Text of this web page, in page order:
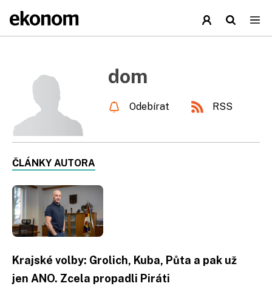
dom
Odebírat RSS
ČLÁNKY AUTORA
Krajské volby: Grolich, Kuba, Půta a pak už
jen ANO. Zcela propadli Piráti